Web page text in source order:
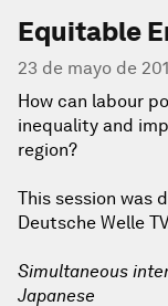
Equitable
23 de mayo de
How can labour
inequality and
region?
This session was
Deutsche Welle
Simultaneous
Japanese